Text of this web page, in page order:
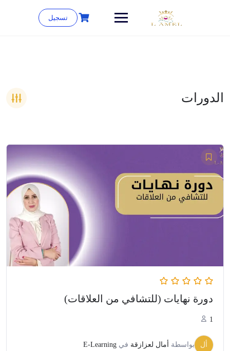
تسجيل
الدورات
دورة نهايات (للتشافي من العلاقات)
1
أل بواسطة أمال لعزازقة في E-Learning